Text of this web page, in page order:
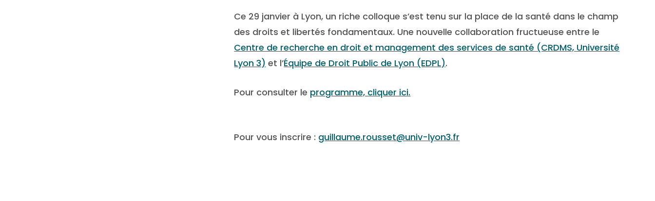
Ce 29 janvier à Lyon, un riche colloque s’est tenu sur la place de la santé dans le champ
des droits et libertés fondamentaux. Une nouvelle collaboration fructueuse entre le
Centre de recherche en droit et management des services de santé (CRDMS, Université
Lyon 3) et l’Équipe de Droit Public de Lyon (EDPL).
Pour consulter le programme, cliquer ici.
Pour vous inscrire : guillaume.rousset@univ-lyon3.fr